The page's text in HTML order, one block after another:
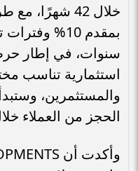
خلال 42
سنوات، في إطار
استثمارية تناسب
والمستثمرين،
الحجز من العملاء